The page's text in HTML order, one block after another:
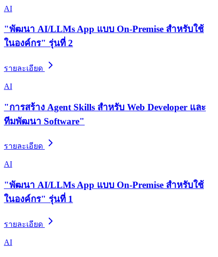
AI
"พัฒนา AI/LLMs App แบบ On-Premise สำหรับใช้
ในองค์กร" รุ่นที่ 2
รายละเอียด
AI
"การสร้าง Agent Skills สำหรับ Web Developer และ
ทีมพัฒนา Software"
รายละเอียด
AI
"พัฒนา AI/LLMs App แบบ On-Premise สำหรับใช้
ในองค์กร" รุ่นที่ 1
รายละเอียด
AI